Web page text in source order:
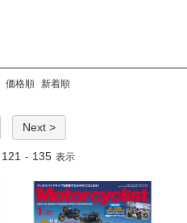
価格順 新着順
Next >
121 - 135 表示